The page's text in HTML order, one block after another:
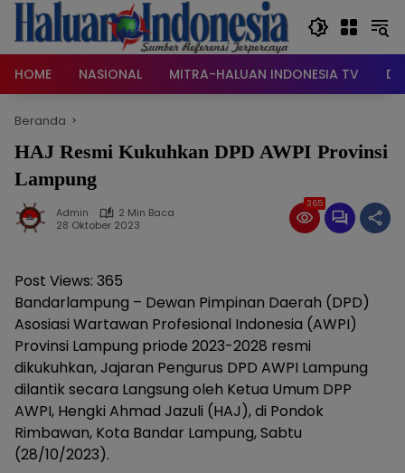
Langsung
konten
HOME
NASIONAL MITRA-HALUAN INDONESIA TV
Beranda
HAJ Resmi Kukuhkan DPD AWPI Provinsi
Lampung
Admin
2 Min Baca
28 Oktober 2023
365
Post Views: 365
Bandarlampung – Dewan Pimpinan Daerah (DPD)
Asosiasi Wartawan Profesional Indonesia (AWPI)
Provinsi Lampung priode 2023-2028 resmi
dikukuhkan, Jajaran Pengurus DPD AWPI Lampung
dilantik secara Langsung oleh Ketua Umum DPP
AWPI, Hengki Ahmad Jazuli (HAJ), di Pondok
Rimbawan, Kota Bandar Lampung, Sabtu
(28/10/2023).